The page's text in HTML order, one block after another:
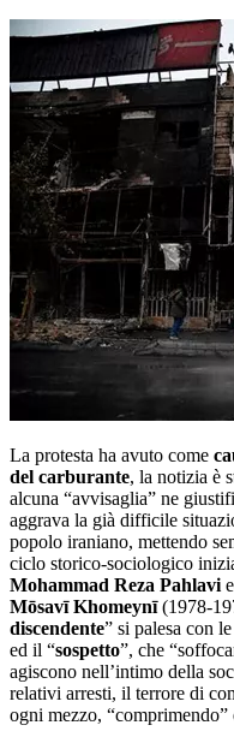
La protesta ha avuto come
del carburante, la notizia è
alcuna “avvisaglia” ne
aggrava la già difficile
popolo iraniano, mettendo
ciclo storico-sociologico
Mohammad Reza Pahlavi
Mōsavī Khomeynī(1978-
discendente” si palesa con
ed il “sospetto”, che
agiscono nell’intimo della
relativi arresti, il terrore di
ogni mezzo,